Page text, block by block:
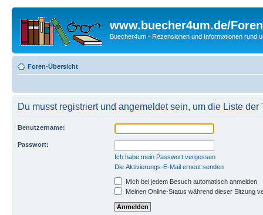
www.buecher4um.de/Foren
Buecher4um - Rezensionen und Informationen rund
Foren-Übersicht
Du musst registriert und angemeldet sein, um die Liste
Benutzername:
Passwort:
Ich habe mein Passwort vergessen
Die Aktivierungs-E-Mail erneut senden
Mich bei jedem Besuch automatisch anmelden
Meinen Online-Status während dieser Sitzung